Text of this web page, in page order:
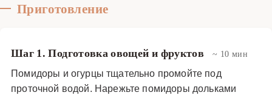
Приготовление занимает не более 20 минут: нужно
и сыр, посыпать кокосовой стружкой и заправить
соусом. Подавать салат лучше сразу после
приготовления, чтобы сохранить хрустящую свежесть
ингредиентов. Этот рецепт обязательно удивит ваших
Приготовление
Шаг 1. Подготовка овощей и фруктов ~ 10 мин
Помидоры и огурцы тщательно промойте под
проточной водой. Нарежьте помидоры дольками